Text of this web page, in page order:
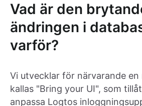
Vad är den
ändringen i
varför?
Vi utvecklar för närvarande
kallas "Bring your UI", som
anpassa Logtos